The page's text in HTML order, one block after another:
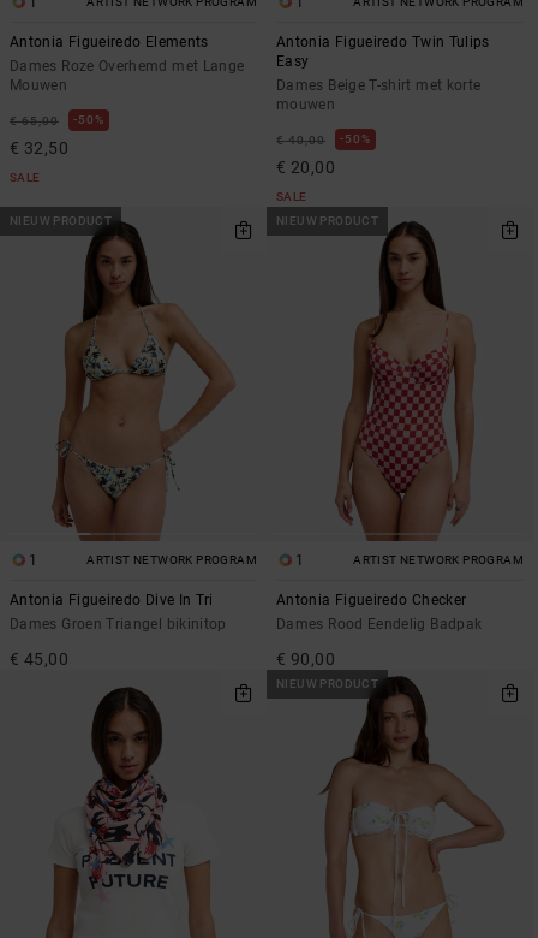
Antonia Figueiredo Elements
Dames Roze Overhemd met Lange
Mouwen
€ 65,00 50%
€ 32,50
SALE
Antonia Figueiredo Twin Tulips
Easy
Dames Beige T-shirt met korte
mouwen
€ 40,00 50%
€ 20,00
SALE
NIEUW PRODUCT
1 ARTIST NETWORK PROGRAM
Antonia Figueiredo Dive In Tri
Dames Groen Triangel bikinitop
€ 45,00
NIEUW PRODUCT
1 ARTIST NETWORK PROGRAM
Antonia Figueiredo Checker
Dames Rood Eendelig Badpak
€ 90,00
NIEUW PRODUCT